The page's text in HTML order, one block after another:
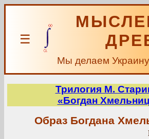
☰
Мы делаем Украину
Трилогия М.
«Богдан
Образ Богдана